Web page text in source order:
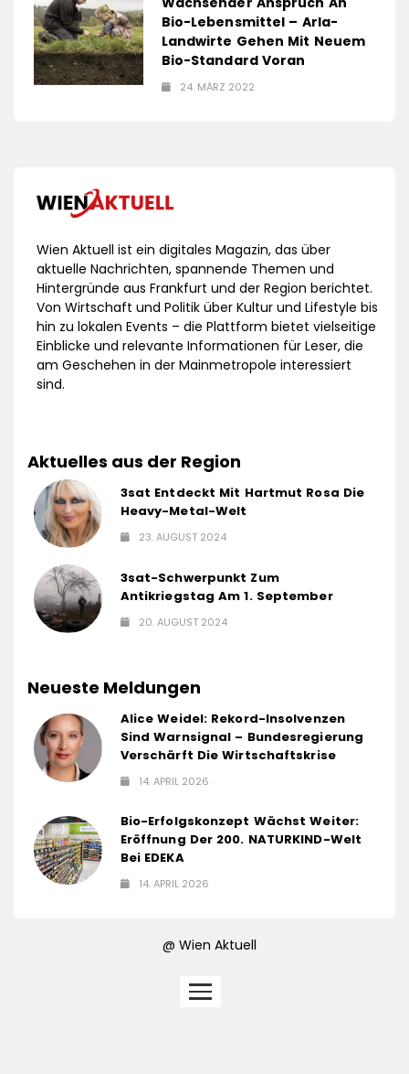
Bio-Lebensmittel – Arla-
Landwirte Gehen Mit Neuem
Bio-Standard Voran
24. MÄRZ 2022
Wien Aktuell ist ein digitales Magazin, das über
aktuelle Nachrichten, spannende Themen und
Hintergründe aus Frankfurt und der Region berichtet.
Von Wirtschaft und Politik über Kultur und Lifestyle bis
hin zu lokalen Events – die Plattform bietet vielseitige
Einblicke und relevante Informationen für Leser, die
am Geschehen in der Mainmetropole interessiert
sind.
Aktuelles aus der Region
3sat Entdeckt Mit Hartmut Rosa Die
Heavy-Metal-Welt
23. AUGUST 2024
3sat-Schwerpunkt Zum
Antikriegstag Am 1. September
20. AUGUST 2024
Neueste Meldungen
Alice Weidel: Rekord-Insolvenzen
Sind Warnsignal – Bundesregierung
Verschärft Die Wirtschaftskrise
14. APRIL 2026
Bio-Erfolgskonzept Wächst Weiter:
Eröffnung Der 200. NATURKIND-Welt
Bei EDEKA
14. APRIL 2026
@ Wien Aktuell